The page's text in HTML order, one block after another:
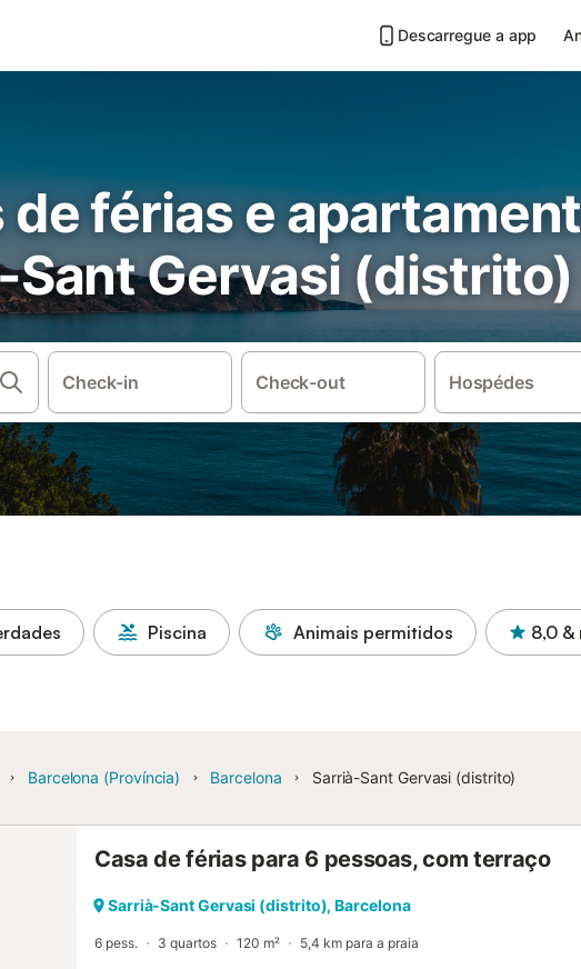
Descarregue a app
de férias e
Sant Gervasi (distrito)
Check-in Check-out Hospédes
Piscina Animais permitidos 8,0 &
Barcelona (Província) Barcelona Sarrià-Sant Gervasi (distrito)
Casa de férias para 6 pessoas, com terraço
Sarrià-Sant Gervasi (distrito), Barcelona
6 pess. 3 quartos 120 m² 5,4 km para a praia